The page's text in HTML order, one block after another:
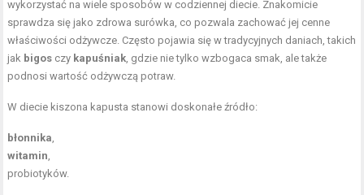
wykorzystać na wiele sposobów w codziennej diecie. Znakomicie
sprawdza się jako zdrowa surówka, co pozwala zachować jej cenne
właściwości odżywcze. Często pojawia się w tradycyjnych daniach, takich
jak bigos czy kapuśniak, gdzie nie tylko wzbogaca smak, ale także
podnosi wartość odżywczą potraw.
W diecie kiszona kapusta stanowi doskonałe źródło:
błonnika,
witamin,
probiotyków.